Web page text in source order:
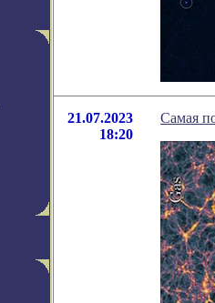
21.07.2023
18:20
Самая